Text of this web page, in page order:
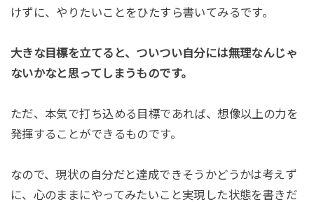
けずに、やりたいことをひたすら書いてみるです。
大きな目標を立てると、ついつい自分には無理なんじゃ
ないかなと思ってしまうものです。
ただ、本気で打ち込める目標であれば、想像以上の力を
発揮することができるものです。
なので、現状の自分だと達成できそうかどうかは考えず
に、心のままにやってみたいこと実現した状態を書きだ